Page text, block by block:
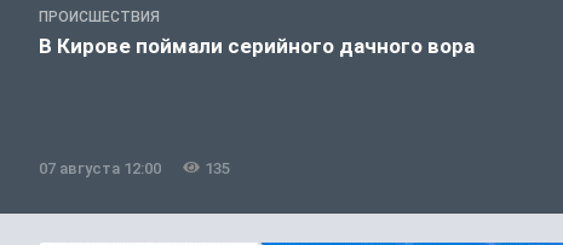
ПРОИСШЕСТВИЯ
В Кирове поймали серийного дачного вора
07 августа 12:00 135